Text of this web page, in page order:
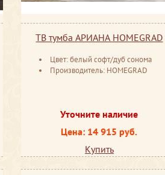
ТВ тумба АРИАНА HOMEGRAD
Цвет: белый софт/дуб сонома
Производитель: HOMEGRAD
Уточните наличие
Цена: 14 915 руб.
Купить